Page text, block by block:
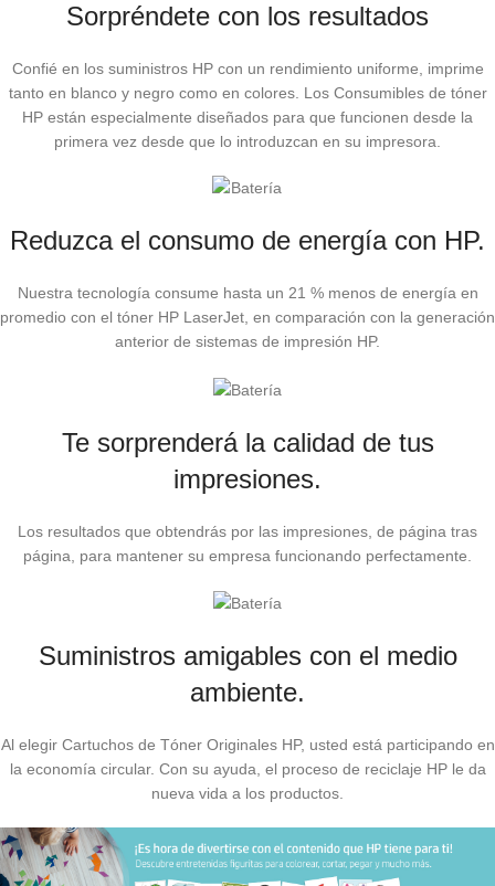
Sorpréndete con los resultados
Confié en los suministros HP con un rendimiento uniforme, imprime
tanto en blanco y negro como en colores. Los Consumibles de tóner
HP están especialmente diseñados para que funcionen desde la
primera vez desde que lo introduzcan en su impresora.
Reduzca el consumo de energía con HP.
Nuestra tecnología consume hasta un 21 % menos de energía en
promedio con el tóner HP LaserJet, en comparación con la generación
anterior de sistemas de impresión HP.
Te sorprenderá la calidad de tus
impresiones.
Los resultados que obtendrás por las impresiones, de página tras
página, para mantener su empresa funcionando perfectamente.
Suministros amigables con el medio
ambiente.
Al elegir Cartuchos de Tóner Originales HP, usted está participando en
la economía circular. Con su ayuda, el proceso de reciclaje HP le da
nueva vida a los productos.